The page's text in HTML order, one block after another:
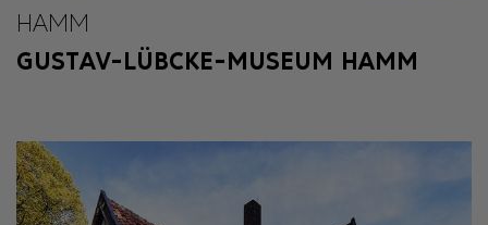
HAMM
GUSTAV-LÜBCKE-MUSEUM HAMM